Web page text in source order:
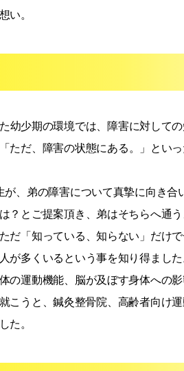
い。
幼少期の環境では、障害に対して
ただ、障害の状態にある。」とい
、弟の障害について真摯に向き
？とご提案頂き、弟はそちらへ通
「知っている、知らない」だけ
が多くいるという事を知り得ました
の運動機能、脳が及ぼす身体への
こうと、鍼灸整骨院、高齢者向け
た。